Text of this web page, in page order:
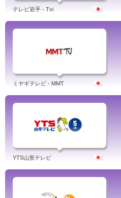
テレビ岩手 - Tvi
ミヤギテレビ - MMT
YTS山形テレビ